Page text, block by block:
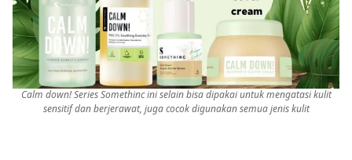
Calm down! Series Somethinc ini selain bisa dipakai untuk mengatasi kulit
sensitif dan berjerawat, juga cocok digunakan semua jenis kulit